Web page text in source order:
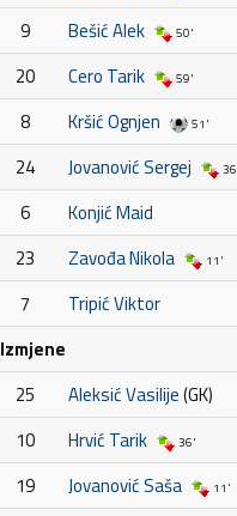
9 Bešić Alek 50'
20 Cero Tarik 59'
8 Kršić Ognjen 51'
24 Jovanović Sergej
6
Konjić Maid
23
Zavođa Nikola 11'
7
Tripić Viktor
Izmjene
25
Aleksić Vasilije(GK)
10
Hrvić Tarik 36'
19 Jovanović Saša 11'